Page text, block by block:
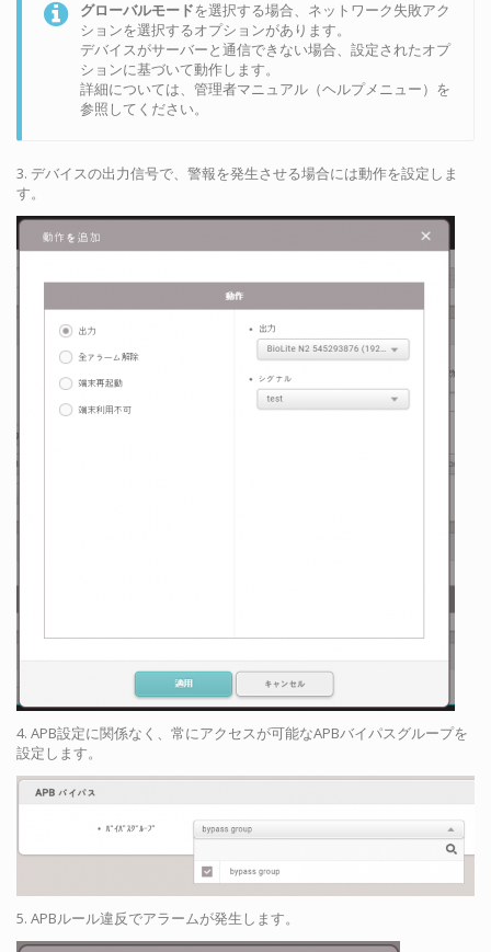
グローバルモードを選択する場合、ネットワーク失敗アク
ションを選択するオプションがあります。
デバイスがサーバーと通信できない場合、設定されたオプ
ションに基づいて動作します。
詳細については、管理者マニュアル（ヘルプメニュー）を
参照してください。
3. デバイスの出力信号で、警報を発生させる場合には動作を設定しま
す。
4. APB設定に関係なく、常にアクセスが可能なAPBバイパスグループを
設定します。
5. APBルール違反でアラームが発生します。